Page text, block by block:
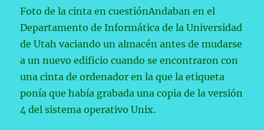
Foto de la cinta en cuestiónAndaban en el
Departamento de Informática de la Universidad
de Utah vaciando un almacén antes de mudarse
a un nuevo edificio cuando se encontraron con
una cinta de ordenador en la que la etiqueta
ponía que había grabada una copia de la versión
4 del sistema operativo Unix.